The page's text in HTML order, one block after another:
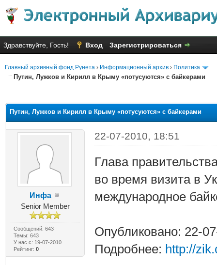
Здравствуйте, Гость! Вход Зарегистрироваться
Главный архивный фонд Рунета › Информационный архив › Политика
Путин, Лужков и Кирилл в Крыму «потусуются» с байкерами
Путин, Лужков и Кирилл в Крыму «потусуются» с байкерами
Инфа
Senior Member
Сообщений: 643
Темы: 643
У нас с: 19-07-2010
Рейтинг: 0
22-07-2010, 18:51
Глава
во время визита в
международное
Опубликовано: 22-
Подробнее: http://